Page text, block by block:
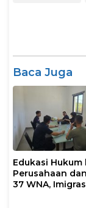
Baca Juga
Edukasi Hukum
Perusahaan
37 WNA,